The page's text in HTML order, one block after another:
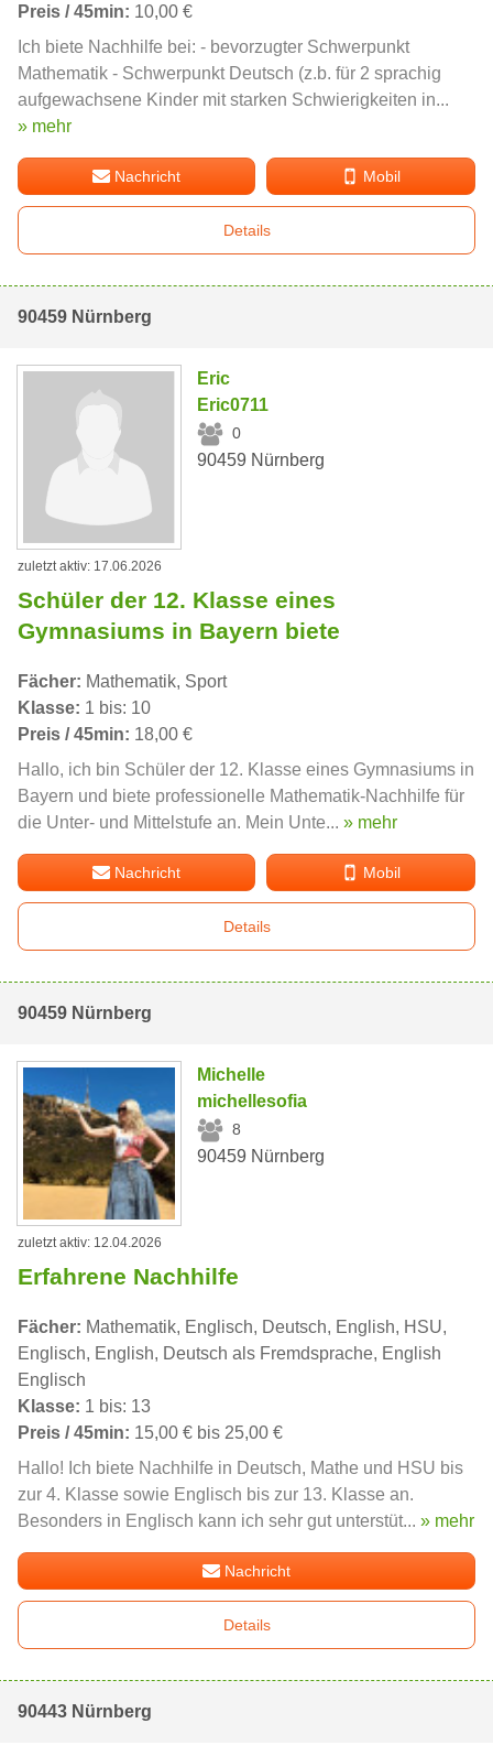
Preis / 45min: 10,00 €
Ich biete Nachhilfe bei: - bevorzugter Schwerpunkt
Mathematik - Schwerpunkt Deutsch (z.b. für 2 sprachig
aufgewachsene Kinder mit starken Schwierigkeiten in...
» mehr
Nachricht Mobil
Details
90459 Nürnberg
Eric
Eric0711
0
90459 Nürnberg
zuletzt aktiv: 17.06.2026
Schüler der 12. Klasse eines
Gymnasiums in Bayern biete
Fächer: Mathematik, Sport
Klasse: 1 bis: 10
Preis / 45min: 18,00 €
Hallo, ich bin Schüler der 12. Klasse eines Gymnasiums in
Bayern und biete professionelle Mathematik-Nachhilfe für
die Unter- und Mittelstufe an. Mein Unte... » mehr
Nachricht Mobil
Details
90459 Nürnberg
Michelle
michellesofia
8
90459 Nürnberg
zuletzt aktiv: 12.04.2026
Erfahrene Nachhilfe
Fächer: Mathematik, Englisch, Deutsch, English, HSU,
Englisch, English, Deutsch als Fremdsprache, English
Englisch
Klasse: 1 bis: 13
Preis / 45min: 15,00 € bis 25,00 €
Hallo! Ich biete Nachhilfe in Deutsch, Mathe und HSU bis
zur 4. Klasse sowie Englisch bis zur 13. Klasse an.
Besonders in Englisch kann ich sehr gut unterstüt... » mehr
Nachricht
Details
90443 Nürnberg